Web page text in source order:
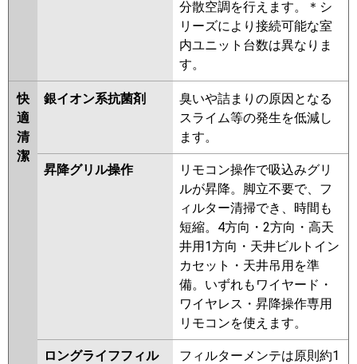
分散空調を行えます。＊シ
リーズにより接続可能な室
内ユニット台数は異なりま
す。
快
適
清
潔
銀イオン系抗菌剤
臭いや詰まりの原因となる
スライム等の発生を低減し
ます。
昇降グリル操作
リモコン操作で吸込みグリ
ルが昇降。脚立不要で、フ
ィルター清掃でき、時間も
短縮。4方向・2方向・高天
井用1方向・天井ビルトイン
カセット・天井吊用を準
備。いずれもワイヤード・
ワイヤレス・昇降操作専用
リモコンを使えます。
ロングライフフィル
フィルターメンテは原則約1